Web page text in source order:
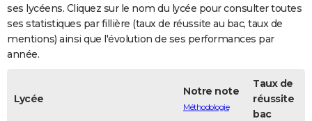
FORUM
Bricolage
Lifestyle
Culture
Television
Voyage
Cinema
ses lycéens. Cliquez sur le nom du lycée pour consulter toutes
ses statistiques par fillière (taux de réussite au bac, taux de
mentions) ainsi que l'évolution de ses performances par
année.
Lycée
Notre note
Méthodologie
Taux de
réussite
bac